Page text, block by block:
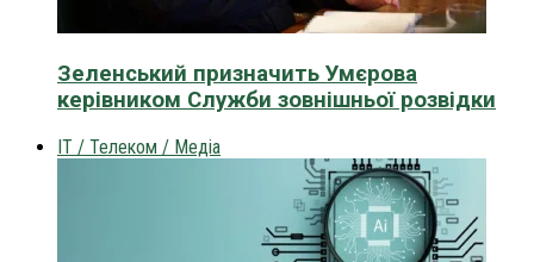
Зеленський призначить Умєрова
керівником Служби зовнішньої розвідки
IT / Телеком / Медіа